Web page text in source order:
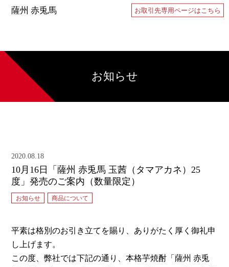
薩州 赤兎馬 お取引先専用ページはこちら
お知らせ
2020.08.18
10月16日「薩州 赤兎馬 玉茜（タマアカネ）25
度」発売のご案内（数量限定）
お知らせ 商品について
平素は格別のお引き立てを賜り、ありがたく厚く御礼申
し上げます。
この度、弊社では下記の通り、本格芋焼酎「薩州 赤兎